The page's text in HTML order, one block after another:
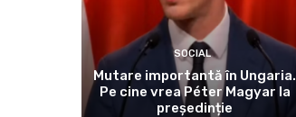
SOCIAL
Mutare importantă în Ungaria.
Pe cine vrea Péter Magyar la
președinție